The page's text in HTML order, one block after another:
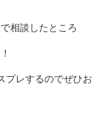
相談したところ
プレするのでぜひお